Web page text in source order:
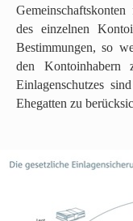
des einzelnen
Bestimmungen, so
den Kontoinhabern
Einlagenschutzes
Ehegatten zu